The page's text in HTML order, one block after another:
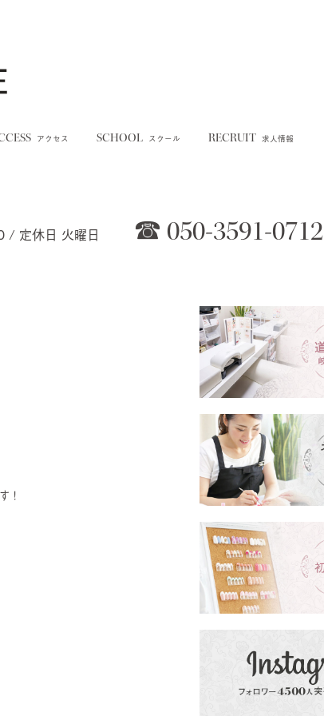
アクセス SCHOOL スクール RECRUIT 求人情報
定休日 火曜日 ☎︎ 050-3591-0712
！